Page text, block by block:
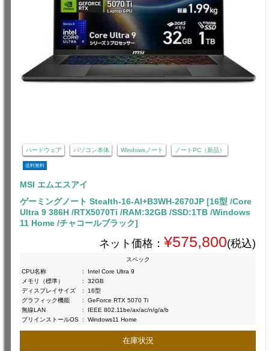
ハードウェア パソコン本体 Windowsノート ノートPC（新品）
送料無料
MSI エムエスアイ
ゲーミングノート Stealth-16-AI+B3WH-2670JP [16型 /Core
Ultra 9 386H /RTX5070Ti /RAM:32GB /SSD:1TB /Windows
11 Home /チャコールブラック]
ネット価格： ¥575,800(税込)
スペック
CPU名称
:
Intel Core Ultra 9
メモリ（標準）
:
32GB
ディスプレイサイズ
:
16型
グラフィック機能
:
GeForce RTX 5070 Ti
無線LAN
:
IEEE 802.11be/ax/ac/n/g/a/b
プリインストールOS : Windows11 Home
在庫状況